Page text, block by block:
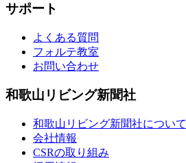
サポート
よくある質問
フォルテ教室
お問い合わせ
和歌山リビング新聞社
和歌山リビング新聞社について
会社情報
CSRの取り組み